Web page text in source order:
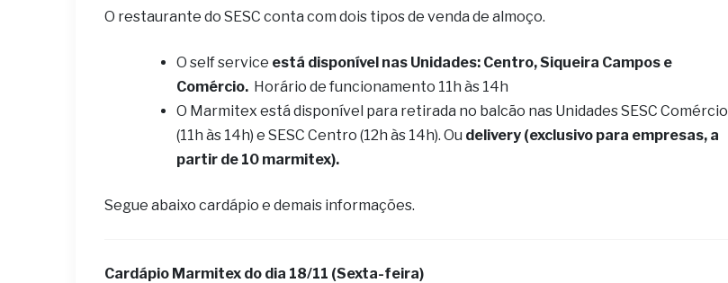
O restaurante do SESC conta com dois tipos de venda de almoço.
O self service está disponível nas Unidades: Centro, Siqueira Campos e
Comércio. Horário de funcionamento 11h às 14h
O Marmitex está disponível para retirada no balcão nas Unidades SESC Comércio
(11h às 14h) e SESC Centro (12h às 14h). Ou delivery (exclusivo para empresas, a
partir de 10 marmitex).
Segue abaixo cardápio e demais informações.
Cardápio Marmitex do dia 18/11 (Sexta-feira)